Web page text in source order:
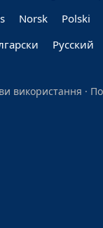
Norsk
Polski
Руccкий
використання ·